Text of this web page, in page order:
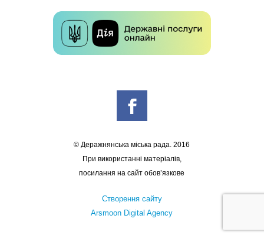
© Деражнянська міська рада. 2016
При використанні матеріалів,
посилання на сайт обов’язкове
Створення сайту
Arsmoon Digital Agency